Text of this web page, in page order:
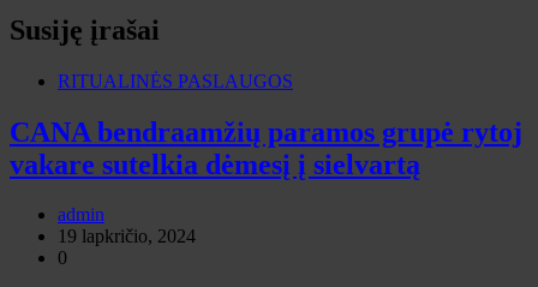
Susiję įrašai
RITUALINĖS PASLAUGOS
CANA bendraamžių paramos grupė rytoj
vakare sutelkia dėmesį į sielvartą
admin
19 lapkričio, 2024
0